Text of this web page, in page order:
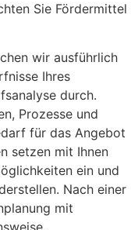
Sie Fördermittel
wir ausführlich
Ihres
durch.
Prozesse und
für das Angebot
setzen mit Ihnen
ein und
Nach einer
mit